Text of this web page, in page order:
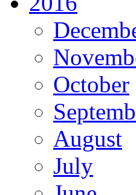
October
August
July